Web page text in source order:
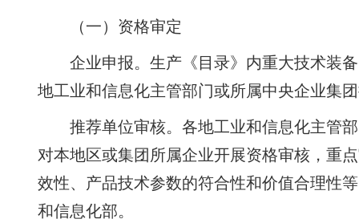
（一）资格审定
企业申报。生产《目录》内重大技术装
地工业和信息化主管部门或所属中央企业集
推荐单位审核。各地工业和信息化主管
对本地区或集团所属企业开展资格审核，重
效性、产品技术参数的符合性和价值合理性
和信息化部。